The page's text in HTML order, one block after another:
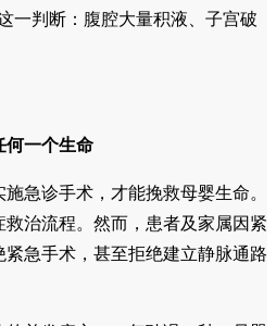
一判断：腹腔大量积液、子宫破
何一个生命
急诊手术，才能挽救母婴生命。
治流程。然而，患者及家属因紧
急手术，甚至拒绝建立静脉通路